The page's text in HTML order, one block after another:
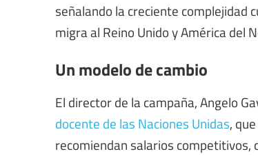
señalando la creciente complejidad
migra al Reino Unido y América del
Un modelo de cambio
El director de la campaña, Angelo
docente de las Naciones Unidas,
recomiendan salarios competitivos,